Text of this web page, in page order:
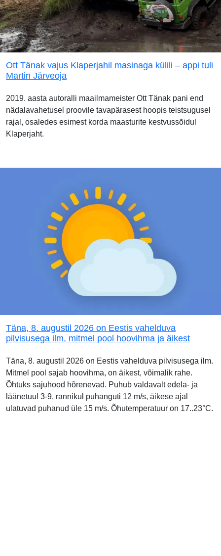
Ott Tänak vajus Klaperjahil masinaga külili – appi tuli
Martin Järveoja
2019. aasta autoralli maailmameister Ott Tänak pani end
nädalavahetusel proovile tavapärasest hoopis teistsugusel
rajal, osaledes esimest korda maasturite kestvussõidul
Klaperjaht.
Täna, 8. augustil 2026 on Eestis vahelduva
pilvisusega ilm, mitmel pool hoovihma ja äikest
Täna, 8. augustil 2026 on Eestis vahelduva pilvisusega ilm.
Mitmel pool sajab hoovihma, on äikest, võimalik rahe.
Õhtuks sajuhood hõrenevad. Puhub valdavalt edela- ja
läänetuul 3-9, rannikul puhanguti 12 m/s, äikese ajal
ulatuvad puhanud üle 15 m/s. Õhutemperatuur on 17..23°C.